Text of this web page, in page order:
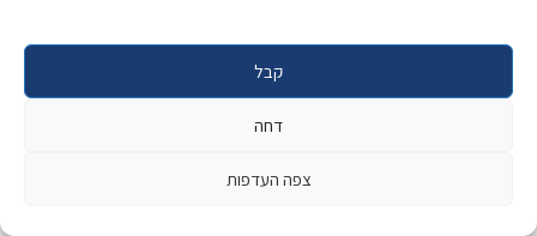
קבל
דחה
צפה העדפות
מדיניות ופרטיות
Copyright 2017, Caesarea. All rights reserved. | Designed &
Beaver Global